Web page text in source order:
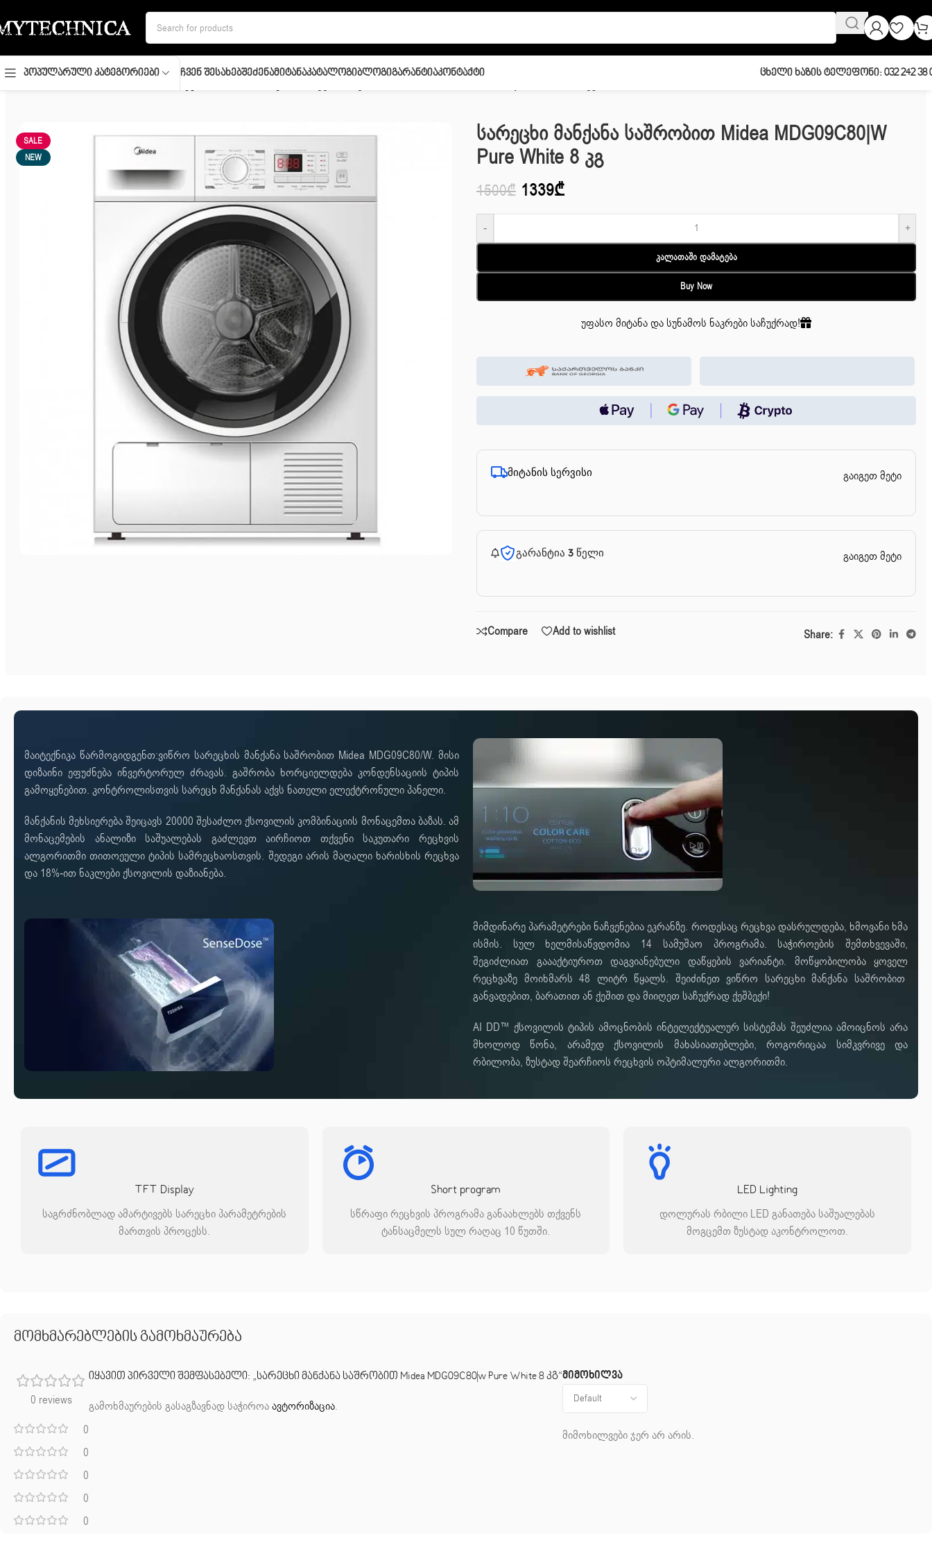
Skip to main content
Პოპულარული Კატეგორიები Ჩვენ ᲨესახებᲨეძენაᲛიტანაᲙატალოგიᲑლოგიᲒარანტიაᲙონტაქტი Ცხელი Ხაზის Ტელეფონი: 032 242 38
SALE
NEW
Სარეცხი Მანქანა Საშრობით Midea MDG09C80|w
Pure White 8 Კგ
1500₾ 1339₾
- +
Კალათაში Დამატება
Buy Now
უფასო მიტანა და სუნამოს ნაკრები საჩუქრად!
მიტანის სერვისი გაიგეთ მეტი
გარანტია 3 წელი გაიგეთ მეტი
Compare Add to wishlist Share:
მაიტექნიკა წარმოგიდგენთ:ვიწრო სარეცხის მანქანა საშრობით Midea MDG09C80/W. მისი
დიზაინი ეფუძნება ინვერტორულ ძრავას. გაშრობა ხორციელდება კონდენსაციის ტიპის
გამოყენებით. კონტროლისთვის სარეცხ მანქანას აქვს ნათელი ელექტრონული პანელი.
მანქანის მეხსიერება შეიცავს 20000 შესაძლო ქსოვილის კომბინაციის მონაცემთა ბაზას. ამ
მონაცემების ანალიზი საშუალებას გაძლევთ აირჩიოთ თქვენი საკუთარი რეცხვის
ალგორითმი თითოეული ტიპის სამრეცხაოსთვის. შედეგი არის მაღალი ხარისხის რეცხვა
და 18%-ით ნაკლები ქსოვილის დაზიანება.
მიმდინარე პარამეტრები ნაჩვენებია ეკრანზე. როდესაც რეცხვა დასრულდება, ხმოვანი ხმა
ისმის. სულ ხელმისაწვდომია 14 სამუშაო პროგრამა. საჭიროების შემთხვევაში,
შეგიძლიათ გაააქტიუროთ დაგვიანებული დაწყების ვარიანტი. მოწყობილობა ყოველ
რეცხვაზე მოიხმარს 48 ლიტრ წყალს. შეიძინეთ ვიწრო სარეცხი მანქანა საშრობით
განვადებით, ბარათით ან ქეშით და მიიღეთ საჩუქრად ქეშბექი!
AI DD™ ქსოვილის ტიპის ამოცნობის ინტელექტუალურ სისტემას შეუძლია ამოიცნოს არა
მხოლოდ წონა, არამედ ქსოვილის მახასიათებლები, როგორიცაა სიმკვრივე და
რბილობა, ზუსტად შეარჩიოს რეცხვის ოპტიმალური ალგორითმი.
TFT Display
საგრძნობლად ამარტივებს სარეცხი პარამეტრების
მართვის პროცესს.
Short program
სწრაფი რეცხვის პროგრამა განაახლებს თქვენს
ტანსაცმელს სულ რაღაც 10 წუთში.
LED Lighting
დოლურას რბილი LED განათება საშუალებას
მოგცემთ ზუსტად აკონტროლოთ.
მომხმარებლების გამოხმაურება
0 reviews
0
0
0
0
0
მიმოხილვა
მიმოხილვები ჯერ არ არის.
იყავით პირველი შემფასებელი: „სარეცხი მანქანა საშრობით Midea MDG09C80|w Pure White 8 კგ“
გამოხმაურების გასაგზავნად საჭიროაავტორიზაცია.